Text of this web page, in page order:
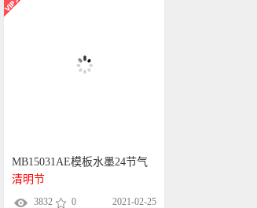
MB15031AE模板水墨24节气
清明节
3832 0 2021-02-25